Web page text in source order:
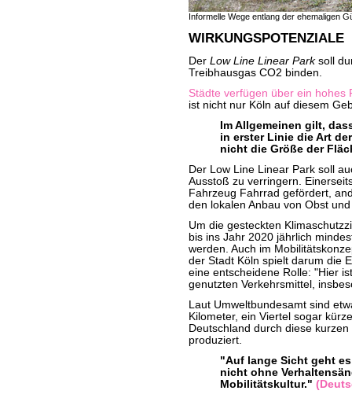
Informelle Wege entlang der ehemaligen
WIRKUNGSPOTENZIALE
Der Low Line Linear Parksoll
Treibhausgas CO2 binden.
Städte verfügen über ein hohes
ist nicht nur Köln auf diesem
Im Allgemeinen gilt,
in erster Linie die Art
nicht die Größe der
Der Low Line Linear Park soll
Ausstoß zu verringern.
Fahrzeug Fahrrad gefördert,
den lokalen Anbau von Obst
Um die gesteckten
bis ins Jahr 2020 jährlich
werden. Auch im
der Stadt Köln spielt darum die
eine entscheidene Rolle: "Hier
genutzten Verkehrsmittel,
Laut Umweltbundesamt sind
Kilometer, ein Viertel sogar
Deutschland durch diese
produziert.
"Auf lange Sicht geht
nicht ohne
Mobilitätskultur."